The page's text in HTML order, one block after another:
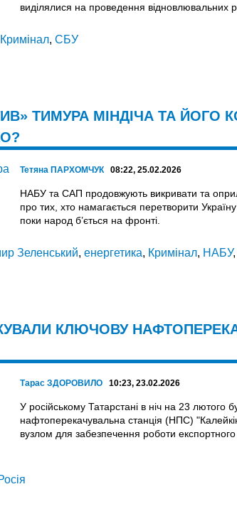
виділялися на проведення відновлювальних
Кримінал, СБУ
ТИМУРА МІНДІЧА ТА ЙОГО
Тетяна ПАРХОМЧУК 08:22, 25.02.2026
НАБУ та САП продовжують викривати та
про тих, хто намагається перетворити
поки народ б’ється на фронті.
Зеленський, енергетика, Кримінал, НАБУ,
КЛЮЧОВУ
Тарас ЗДОРОВИЛО 10:23, 23.02.2026
У російському Татарстані в ніч на 23 лютого
нафтоперекачувальна станція (НПС)
вузлом для забезпечення роботи